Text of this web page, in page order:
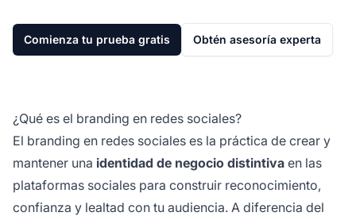
Comienza tu prueba gratis Obtén asesoría experta
¿Qué es el branding en redes sociales?
El branding en redes sociales es la práctica de crear y
mantener una identidad de negocio distintiva en las
plataformas sociales para construir reconocimiento,
confianza y lealtad con tu audiencia. A diferencia del